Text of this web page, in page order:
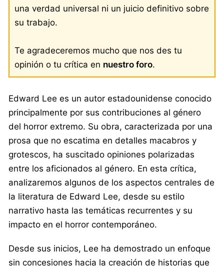
una verdad universal ni un juicio definitivo sobre
su trabajo.
Te agradeceremos mucho que nos des tu
opinión o tu crítica en nuestro foro.
Edward Lee es un autor estadounidense conocido
principalmente por sus contribuciones al género
del horror extremo. Su obra, caracterizada por una
prosa que no escatima en detalles macabros y
grotescos, ha suscitado opiniones polarizadas
entre los aficionados al género. En esta crítica,
analizaremos algunos de los aspectos centrales de
la literatura de Edward Lee, desde su estilo
narrativo hasta las temáticas recurrentes y su
impacto en el horror contemporáneo.
Desde sus inicios, Lee ha demostrado un enfoque
sin concesiones hacia la creación de historias que